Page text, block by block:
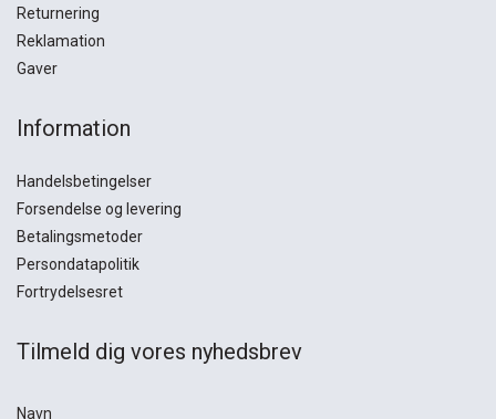
Returnering
Reklamation
Gaver
Information
Handelsbetingelser
Forsendelse og levering
Betalingsmetoder
Persondatapolitik
Fortrydelsesret
Tilmeld dig vores nyhedsbrev